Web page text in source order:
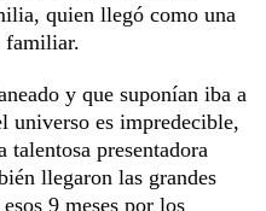
quien llegó como una
familiar.
y que suponían iba a
universo es impredecible,
talentosa presentadora
llegaron las grandes
9 meses por los